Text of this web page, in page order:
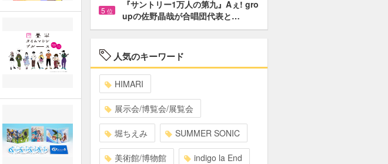
5 位
『サントリー1万人の第九』Aぇ! gro
upの佐野晶哉が合唱団代表と…
人気のキーワード
HIMARI
展示会/博覧会/展覧会
堀ちえみ SUMMER SONIC
美術館/博物館 indigo la End